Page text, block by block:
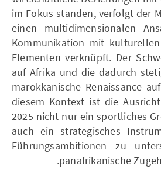
im Fokus standen, verfolgt der
einen multidimensionalen
Kommunikation mit
Elementen verknüpft. Der
auf Afrika und die dadurch
marokkanische Renaissance
diesem Kontext ist die
2025 nicht nur ein sportliches
auch ein strategisches
Führungsambitionen zu
panafrikanische